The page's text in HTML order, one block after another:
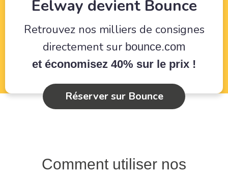
Eelway devient Bounce
Retrouvez nos milliers de consignes
directement sur bounce.com
et économisez 40% sur le prix !
Réserver sur Bounce
Comment utiliser nos